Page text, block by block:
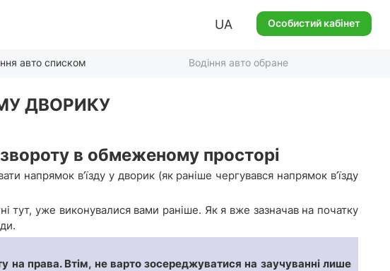
UA Особистий кабінет
авто списком Водіння авто обране
ДВОРИКУ
в обмеженому просторі
напрямок в’їзду у дворик (як раніше чергувався напрямок в’їзду
тут, уже виконувалися вами раніше. Як я вже зазначав на початку
на права. Втім, не варто зосереджуватися на заучуванні лише